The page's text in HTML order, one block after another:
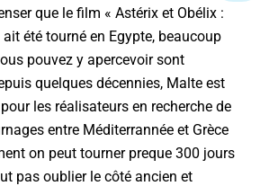
que le film « Astérix et Obélix :
été tourné en Egypte, beaucoup
pouvez y apercevoir sont
quelques décennies, Malte est
les réalisateurs en recherche de
entre Méditerrannée et Grèce
on peut tourner preque 300 jours
pas oublier le côté ancien et